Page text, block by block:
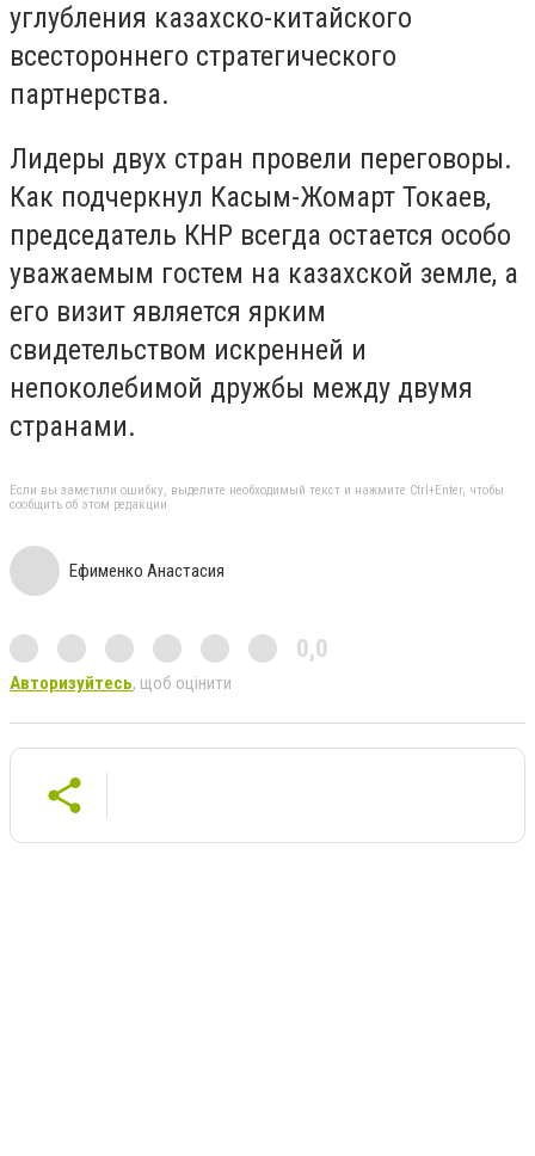
углубления казахско-китайского
всестороннего стратегического
партнерства.
Лидеры двух стран провели переговоры.
Как подчеркнул Касым-Жомарт Токаев,
председатель КНР всегда остается особо
уважаемым гостем на казахской земле, а
его визит является ярким
свидетельством искренней и
непоколебимой дружбы между двумя
странами.
Если вы заметили ошибку, выделите необходимый текст и нажмите Ctrl+Enter, чтобы
сообщить об этом редакции
Ефименко Анастасия
0,0
Авторизуйтесь, щоб оцінити